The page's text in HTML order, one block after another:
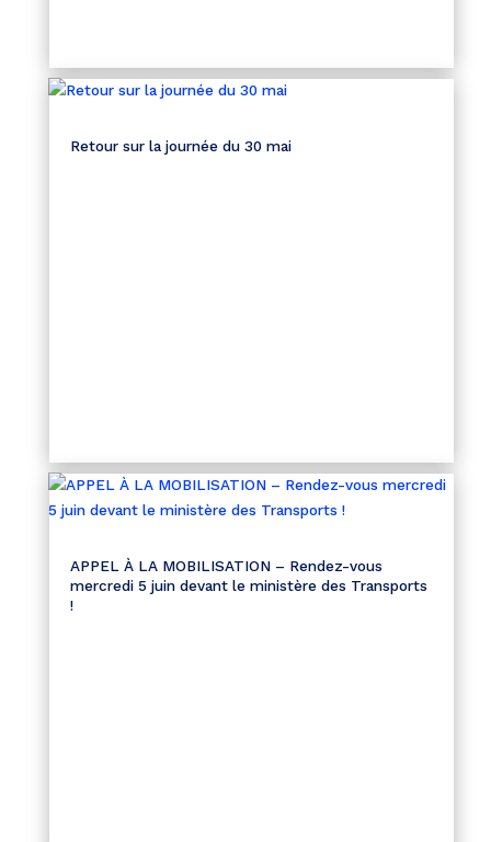
Retour sur la journée du 30 mai
APPEL À LA MOBILISATION – Rendez-vous
mercredi 5 juin devant le ministère des Transports
!